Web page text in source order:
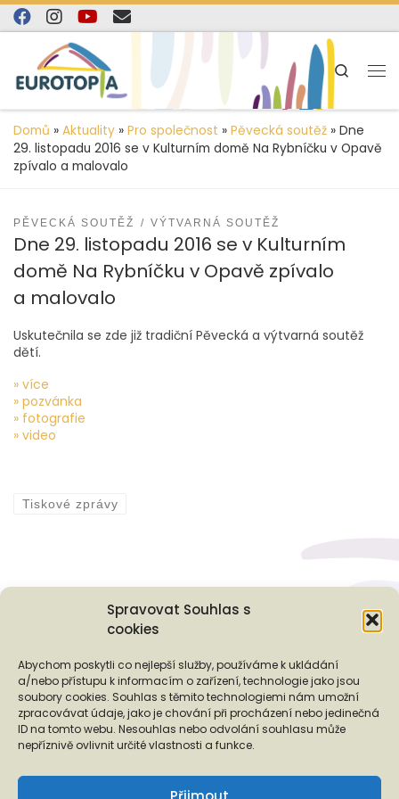
Spravovat Souhlas s
cookies
Abychom poskytli co nejlepší služby, používáme k ukládání
a/nebo přístupu k informacím o zařízení, technologie jako jsou
soubory cookies. Souhlas s těmito technologiemi nám umožní
zpracovávat údaje, jako je chování při procházení nebo jedinečná
ID na tomto webu. Nesouhlas nebo odvolání souhlasu může
nepříznivě ovlivnit určité vlastnosti a funkce.
content
Skip to content
Search
Domů » Aktuality » Pro společnost » Pěvecká soutěž » Dne
29. listopadu 2016 se v Kulturním domě Na Rybníčku v Opavě
zpívalo a malovalo
PĚVECKÁ SOUTĚŽ VÝTVARNÁ SOUTĚŽ
Dne 29. listopadu 2016 se v Kulturním
domě Na Rybníčku v Opavě zpívalo
a malovalo
Uskutečnila se zde již tradiční Pěvecká a výtvarná soutěž
dětí.
» více
» pozvánka
» fotografie
» video
Tiskové zprávy
Podporují nás...
❬ ❭